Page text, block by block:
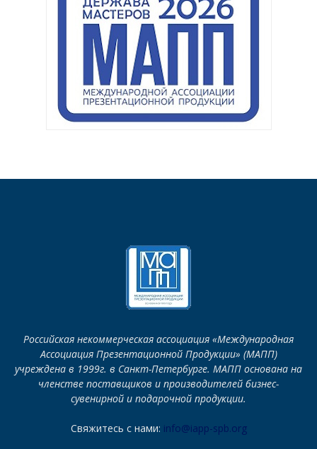
Российская некоммерческая ассоциация «Международная
Ассоциация Презентационной Продукции» (МАПП)
учреждена в 1999г. в Санкт-Петербурге. МАПП основана на
членстве поставщиков и производителей бизнес-
сувенирной и подарочной продукции.
Свяжитесь с нами: info@iapp-spb.org